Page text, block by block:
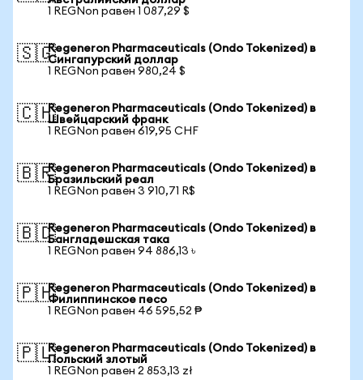
1 REGNon равен 1 087,29 $
🇸🇬Regeneron Pharmaceuticals (Ondo Tokenized) в
Сингапурский доллар
1 REGNon равен 980,24 $
🇨🇭Regeneron Pharmaceuticals (Ondo Tokenized) в
Швейцарский франк
1 REGNon равен 619,95 CHF
🇧🇷Regeneron Pharmaceuticals (Ondo Tokenized) в
Бразильский реал
1 REGNon равен 3 910,71 R$
🇧🇩Regeneron Pharmaceuticals (Ondo Tokenized) в
Бангладешская така
1 REGNon равен 94 886,13 ৳
🇵🇭Regeneron Pharmaceuticals (Ondo Tokenized) в
Филиппинское песо
1 REGNon равен 46 595,52 ₱
🇵🇱Regeneron Pharmaceuticals (Ondo Tokenized) в
Польский злотый
1 REGNon равен 2 853,13 zł